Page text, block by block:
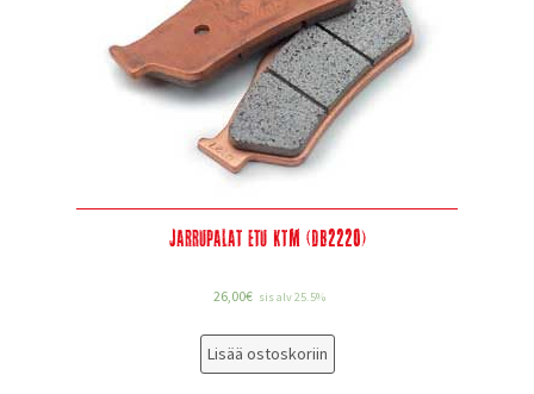
Jarrupalat etu KTM (DB2220)
26,00€ sis alv 25.5%
Lisää ostoskoriin